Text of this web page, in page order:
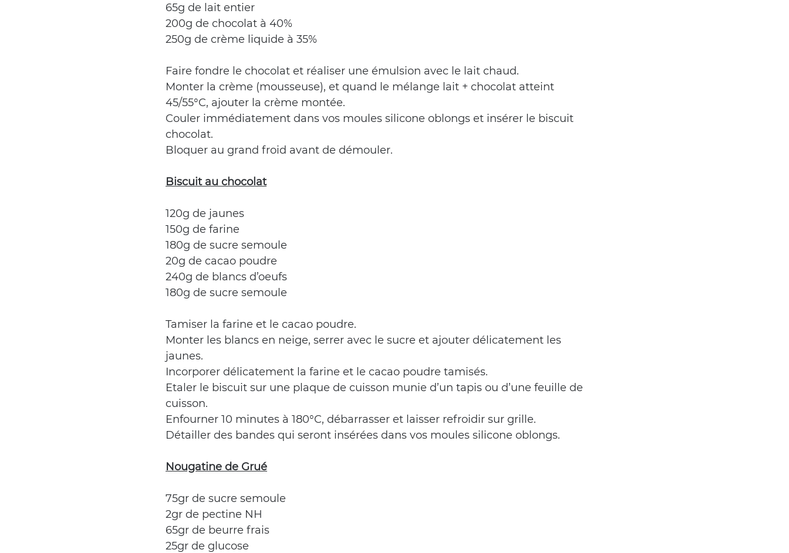
65g de lait entier
200g de chocolat à 40%
250g de crème liquide à 35%
Faire fondre le chocolat et réaliser une émulsion avec le lait chaud.
Monter la crème (mousseuse), et quand le mélange lait + chocolat atteint
45/55°C, ajouter la crème montée.
Couler immédiatement dans vos moules silicone oblongs et insérer le biscuit
chocolat.
Bloquer au grand froid avant de démouler.
Biscuit au chocolat
120g de jaunes
150g de farine
180g de sucre semoule
20g de cacao poudre
240g de blancs d’oeufs
180g de sucre semoule
Tamiser la farine et le cacao poudre.
Monter les blancs en neige, serrer avec le sucre et ajouter délicatement les
jaunes.
Incorporer délicatement la farine et le cacao poudre tamisés.
Etaler le biscuit sur une plaque de cuisson munie d’un tapis ou d’une feuille de
cuisson.
Enfourner 10 minutes à 180°C, débarrasser et laisser refroidir sur grille.
Détailler des bandes qui seront insérées dans vos moules silicone oblongs.
Nougatine de Grué
75gr de sucre semoule
2gr de pectine NH
65gr de beurre frais
25gr de glucose